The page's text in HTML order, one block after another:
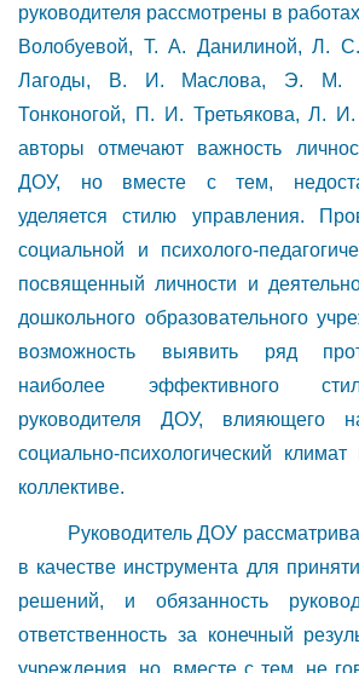
руководителя рассмотрены в
Волобуевой, Т. А. Данилиной, Л.
Лагоды, В. И. Маслова, Э. М.
Тонконогой, П. И. Третьякова, Л.
авторы отмечают важность
ДОУ, но вместе с тем,
уделяется стилю управления.
социальной и психолого-
посвященный личности и
дошкольного образовательного
возможность выявить ряд
наиболее эффективного
руководителя ДОУ, влияющего
социально-психологический климат
коллективе.
Руководитель ДОУ
в качестве инструмента для
решений, и обязанность
ответственность за конечный
учреждения, но, вместе с тем, не